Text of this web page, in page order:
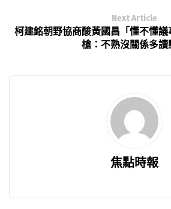
Next Article
柯建銘朝野協商酸黃國昌「懂不懂
槍：不熟沒關係多讀
焦點時報